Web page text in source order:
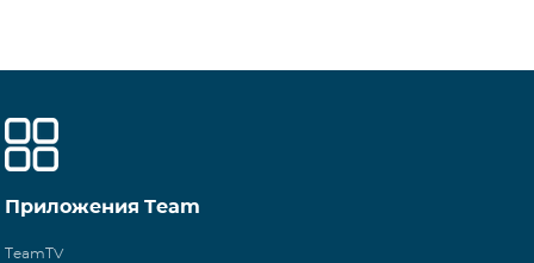
Приложения Team
TeamTV